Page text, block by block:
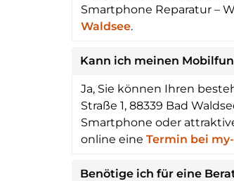
Smartphone Reparatur –
Waldsee.
Kann ich meinen
Ja, Sie können Ihren
Straße 1, 88339 Bad
Smartphone oder
online eine Termin bei
Benötige ich für eine